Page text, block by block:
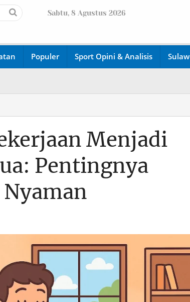
Sabtu, 8 Agustus 2026
Populer Sport Opini & Analisis
Menjadi
Pentingnya
Nyaman